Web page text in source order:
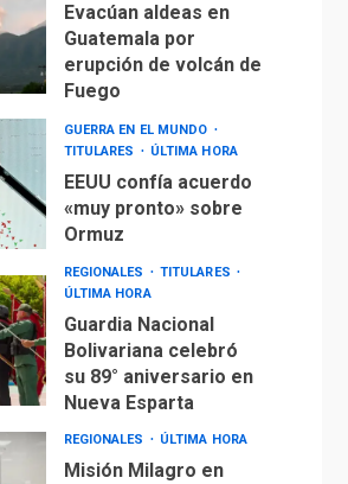
Evacúan aldeas en
Guatemala por
erupción de volcán de
Fuego
GUERRA EN EL MUNDO
TITULARES
ÚLTIMA HORA
EEUU confía acuerdo
«muy pronto» sobre
Ormuz
REGIONALES
TITULARES
ÚLTIMA HORA
Guardia Nacional
Bolivariana celebró
su 89° aniversario en
Nueva Esparta
REGIONALES ÚLTIMA HORA
Misión Milagro en